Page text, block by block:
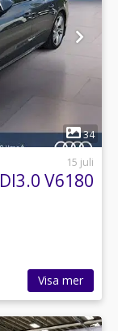
34
15 juli
V6180
Visa mer